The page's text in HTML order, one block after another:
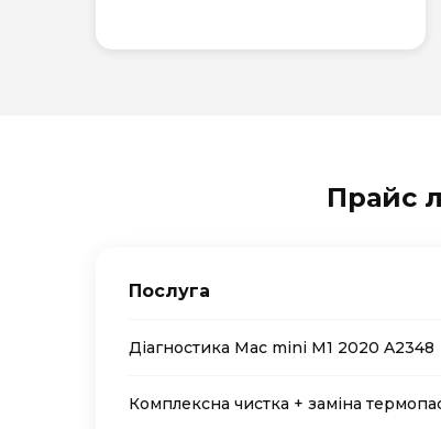
Прайс
Послуга
Діагностика Mac mini M1 2020 A2348
Комплексна чистка + заміна